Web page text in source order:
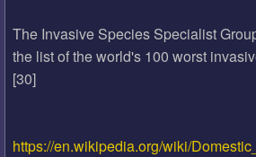
The Invasive Species Specialist
the list of the world's 100 worst
[30]
https://en.wikipedia.org/wiki/